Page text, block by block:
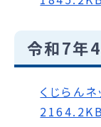
令和7年
くじらん